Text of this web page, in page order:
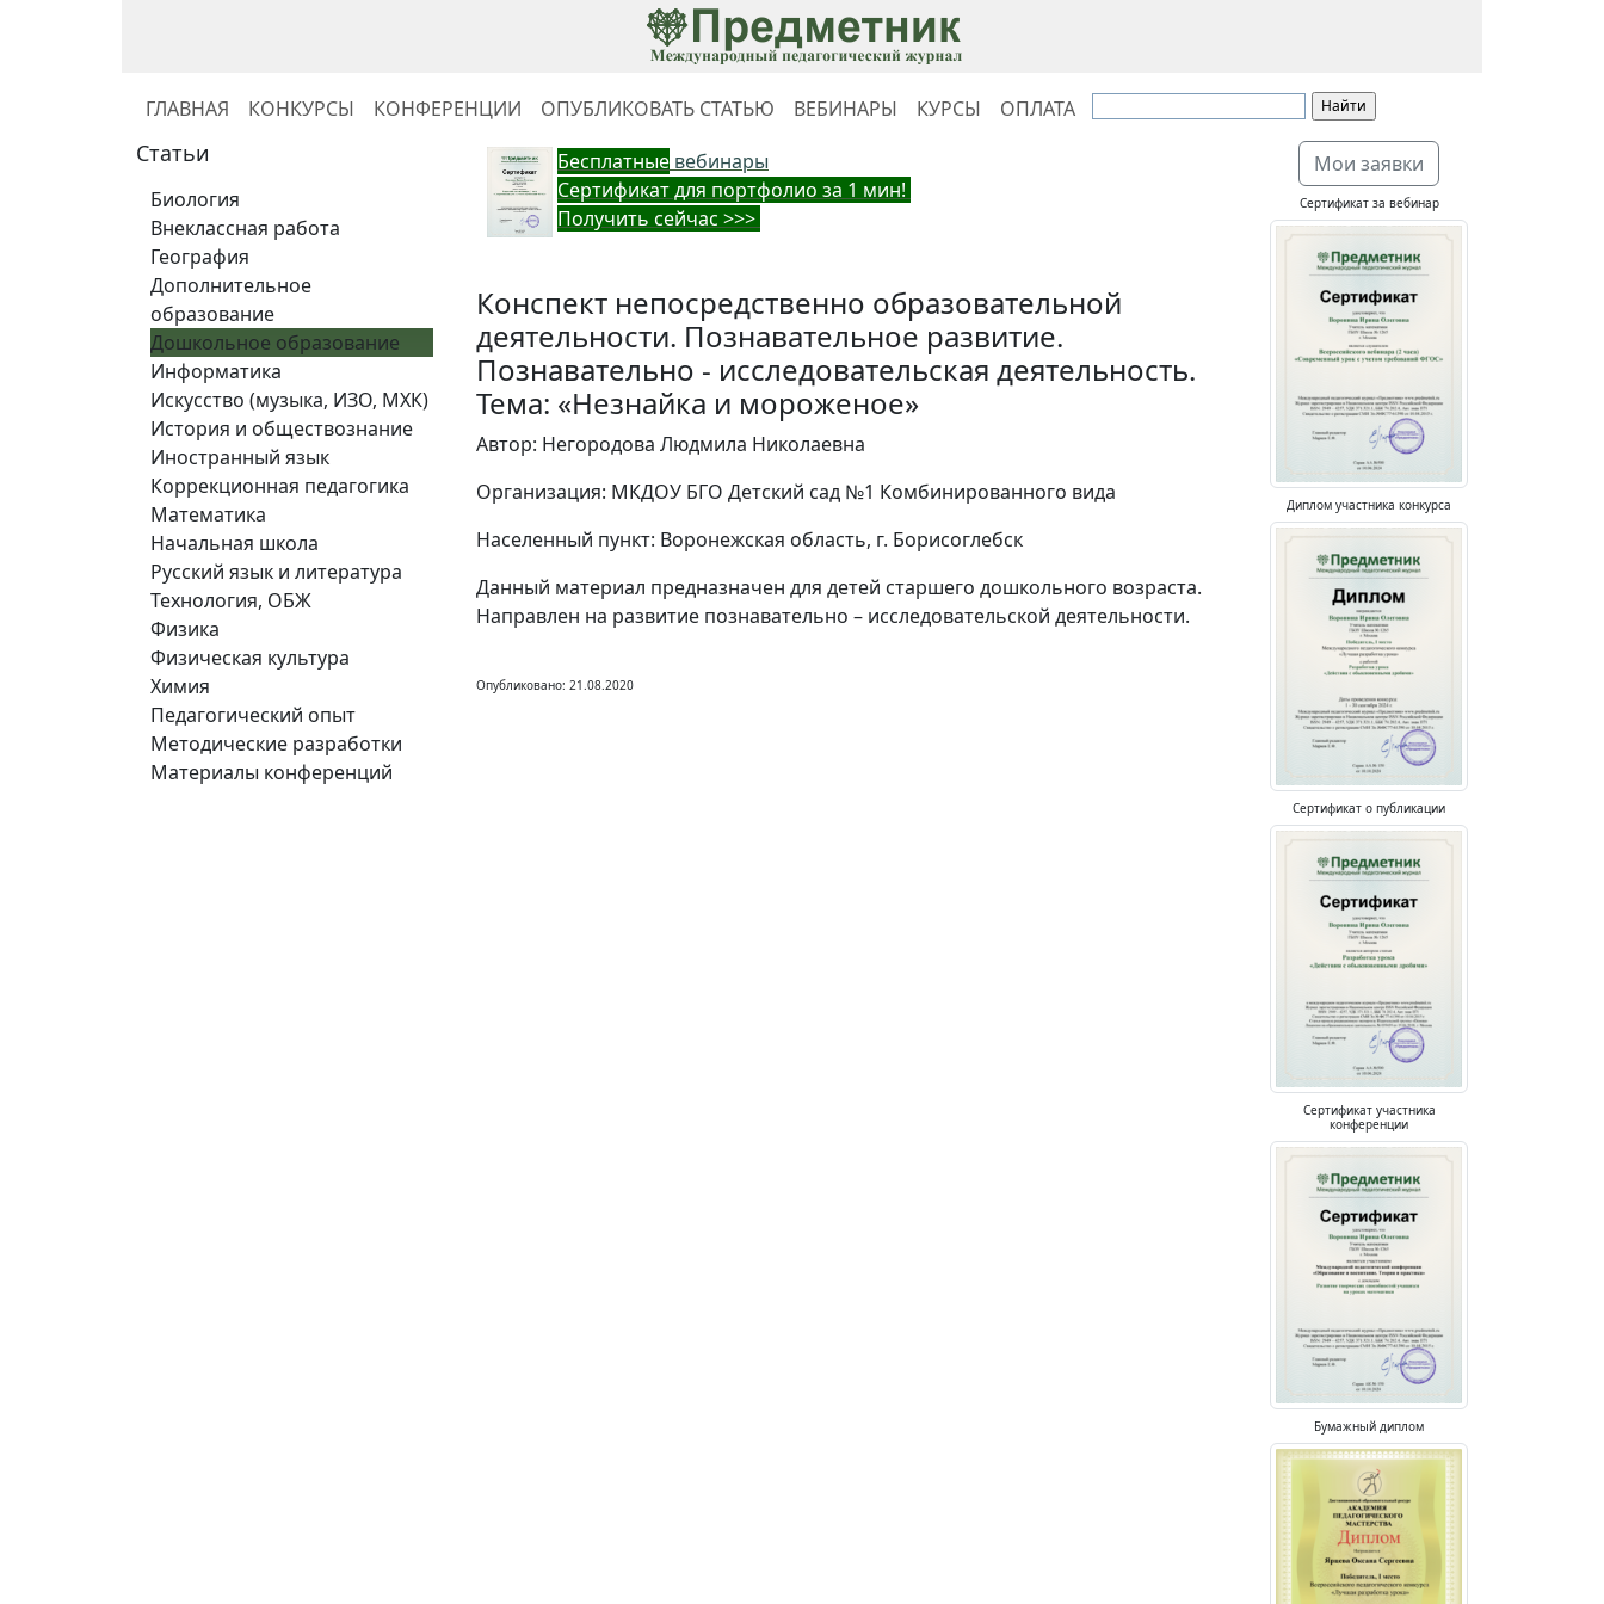
ГЛАВНАЯ КОНКУРСЫ КОНФЕРЕНЦИИ ОПУБЛИКОВАТЬ СТАТЬЮ ВЕБИНАРЫ КУРСЫ ОПЛАТА
Статьи
Биология
Внеклассная работа
География
Дополнительное
образование
Дошкольное образование
Информатика
Искусство (музыка, ИЗО, МХК)
История и обществознание
Иностранный язык
Коррекционная педагогика
Математика
Начальная школа
Русский язык и литература
Технология, ОБЖ
Физика
Физическая культура
Химия
Педагогический опыт
Методические разработки
Материалы конференций
Бесплатные вебинары
Cертификат для портфолио за 1 мин!
Получить сейчас >>>
Конспект непосредственно образовательной
деятельности. Познавательное развитие.
Познавательно - исследовательская деятельность.
Тема: «Незнайка и мороженое»
Автор: Негородова Людмила Николаевна
Организация: МКДОУ БГО Детский сад №1 Комбинированного вида
Населенный пункт: Воронежская область, г. Борисоглебск
Данный материал предназначен для детей старшего дошкольного возраста.
Направлен на развитие познавательно – исследовательской деятельности.
Опубликовано: 21.08.2020
Мои заявки
Сертификат за вебинар
Диплом участника конкурса
Сертификат о публикации
Сертификат участника
конференции
Бумажный диплом